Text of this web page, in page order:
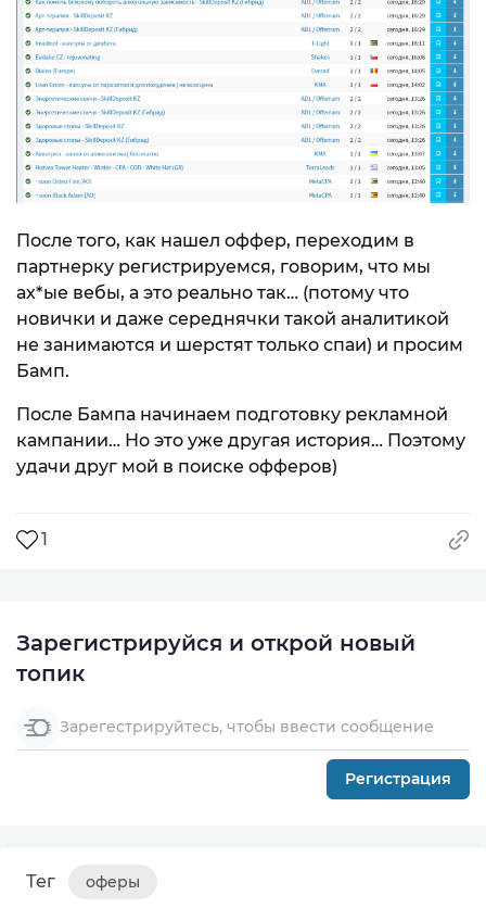
После того, как нашел оффер, переходим в
партнерку регистрируемся, говорим, что мы
ах*ые вебы, а это реально так… (потому что
новички и даже середнячки такой аналитикой
не занимаются и шерстят только спаи) и просим
Бамп.
После Бампа начинаем подготовку рекламной
кампании… Но это уже другая история… Поэтому
удачи друг мой в поиске офферов)
1
Зарегистрируйся и открой новый
топик
Зарегестрируйтесь, чтобы ввести сообщение
Регистрация
Тег оферы